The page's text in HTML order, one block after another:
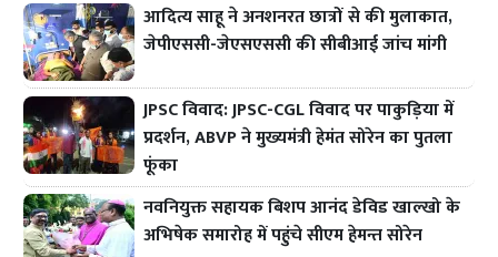
आदित्य साहू ने अनशनरत छात्रों से की मुलाकात,
जेपीएससी-जेएसएससी की सीबीआई जांच मांगी
JPSC विवाद: JPSC-CGL विवाद पर पाकुड़िया में
प्रदर्शन, ABVP ने मुख्यमंत्री हेमंत सोरेन का पुतला
फूंका
नवनियुक्त सहायक बिशप आनंद डेविड खाल्खो के
अभिषेक समारोह में पहुंचे सीएम हेमन्त सोरेन